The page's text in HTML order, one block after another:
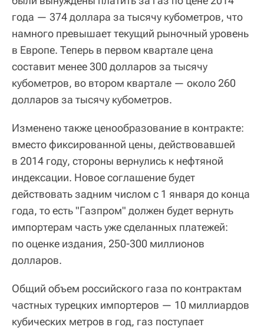
года — 374 доллара за тысячу кубометров, что
намного превышает текущий рыночный уровень
в Европе. Теперь в первом квартале цена
составит менее 300 долларов за тысячу
кубометров, во втором квартале — около 260
долларов за тысячу кубометров.
Изменено также ценообразование в контракте:
вместо фиксированной цены, действовавшей
в 2014 году, стороны вернулись к нефтяной
индексации. Новое соглашение будет
действовать задним числом с 1 января до конца
года, то есть "Газпром" должен будет вернуть
импортерам часть уже сделанных платежей:
по оценке издания, 250-300 миллионов
долларов.
Общий объем российского газа по контрактам
частных турецких импортеров — 10 миллиардов
кубических метров в год, газ поступает